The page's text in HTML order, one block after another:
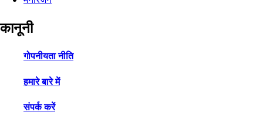
कानूनी
गोपनीयता नीति
हमारे बारे में
संपर्क करें